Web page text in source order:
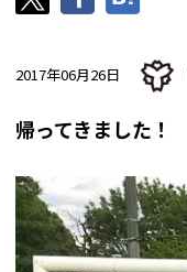
2017年06月26日
帰ってきました！